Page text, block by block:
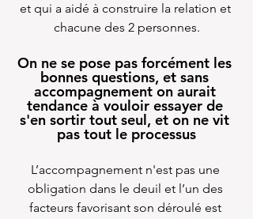
et qui a aidé à construire la relation et
chacune des 2 personnes.
On ne se pose pas forcément les
bonnes questions, et sans
accompagnement on aurait
tendance à vouloir essayer de
s'en sortir tout seul, et on ne vit
pas tout le processus
L’accompagnement n'est pas une
obligation dans le deuil et l’un des
facteurs favorisant son déroulé est